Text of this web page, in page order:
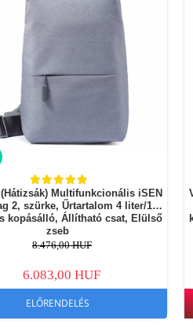
Multifunkcionális iSEN
2, szürke, Űrtartalom 4 liter/10
kopásálló, Állítható csat, Elülső
zseb
8.476,00 HUF
6.083,00 HUF
ELŐRENDELÉS